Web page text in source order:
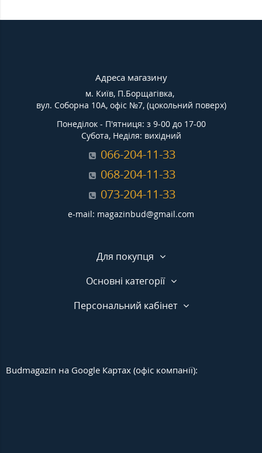
Адреса магазину
м. Київ, П.Борщагівка,
вул. Соборна 10А, офіс №7, (цокольний поверх)
Понеділок - П'ятниця: з 9-00 до 17-00
Субота, Неділя: вихідний
066-204-11-33
068-204-11-33
073-204-11-33
e-mail: magazinbud@gmail.com
Для покупця
Основні категорії
Персональний кабінет
Budmagazin на Google Картах (офіс компанії):